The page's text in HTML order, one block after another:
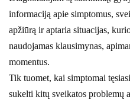
informaciją apie simptomus,
apžiūrą ir aptaria situacijas,
naudojamas klausimynas,
momentus.
Tik tuomet, kai simptomai
sukelti kitų sveikatos problemų